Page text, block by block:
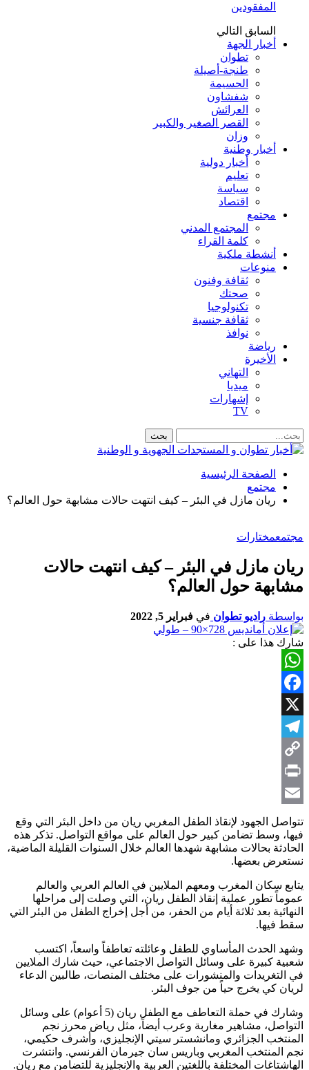
المفقودين
السابق التالي
أخبار الجهة
تطوان
طنجة-أصيلة
الحسيمة
شفشاون
العرائش
القصر الصغير والكبير
وزان
أخبار وطنية
أخبار دولية
تعليم
سياسة
اقتصاد
مجتمع
المجتمع المدني
كلمة القراء
أنشطة ملكية
منوعات
ثقافة وفنون
صحتك
تكنولوجيا
ثقافة جنسية
نوافذ
رياضة
الأخيرة
التهاني
ميديا
إشهارات
TV
الصفحة الرئيسية
مجتمع
ريان مازل في البئر – كيف انتهت حالات مشابهة حول العالم؟
مجتمعمختارات
ريان مازل في البئر – كيف انتهت حالات
مشابهة حول العالم؟
بواسطة راديو تطوان في فبراير 5, 2022
شارك هذا على :
WhatsApp
Facebook
X
Telegram
Copy
Link
Print
Email
تتواصل الجهود لإنقاذ الطفل المغربي ريان من داخل البئر التي وقع
فيها، وسط تضامن كبير حول العالم على مواقع التواصل. تذكر هذه
الحادثة بحالات مشابهة شهدها العالم خلال السنوات القليلة الماضية،
نستعرض بعضها.
يتابع سكان المغرب ومعهم الملايين في العالم العربي والعالم
عموماً تطور عملية إنقاذ الطفل ريان، التي وصلت إلى مراحلها
النهائية بعد ثلاثة أيام من الحفر، من أجل إخراج الطفل من البئر التي
سقط فيها.
وشهد الحدث المأساوي للطفل وعائلته تعاطفاً واسعاً، اكتسب
شعبية كبيرة على وسائل التواصل الاجتماعي، حيث شارك الملايين
في التغريدات والمنشورات على مختلف المنصات، طالبين الدعاء
لريان كي يخرج حياً من جوف البئر.
وشارك في حملة التعاطف مع الطفل ريان (5 أعوام) على وسائل
التواصل، مشاهير مغاربة وعرب أيضاً، مثل رياض محرز نجم
المنتخب الجزائري ومانشستر سيتي الإنجليزي، وأشرف حكيمي،
نجم المنتخب المغربي وباريس سان جيرمان الفرنسي. وانتشرت
الهاشتاغات المختلفة باللغتين العربية والإنجليزية للتضامن مع ريان.